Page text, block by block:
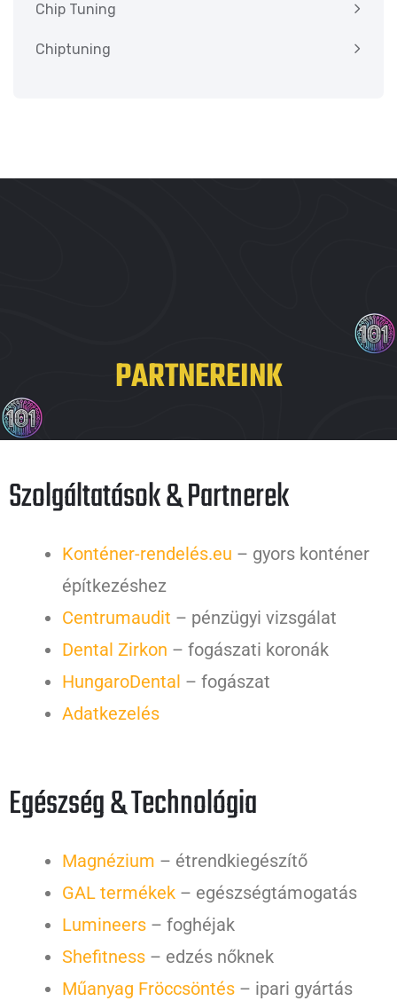
Chip Tuning
Chiptuning
PARTNEREINK
Szolgáltatások & Partnerek
Konténer-rendelés.eu – gyors konténer
építkezéshez
Centrumaudit – pénzügyi vizsgálat
Dental Zirkon – fogászati koronák
HungaroDental – fogászat
Adatkezelés
Egészség & Technológia
Magnézium – étrendkiegészítő
GAL termékek – egészségtámogatás
Lumineers – foghéjak
Shefitness – edzés nőknek
Műanyag Fröccsöntés – ipari gyártás